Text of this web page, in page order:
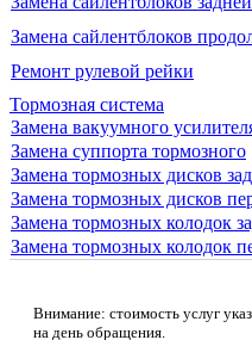
Замена сайлентблоков
Ремонт рулевой рейки
Тормозная система
Замена вакуумного
Замена суппорта тормозного
Замена тормозных дисков
Замена тормозных дисков
Замена тормозных колодок
Замена тормозных колодок
Внимание: стоимость услуг
на день обращения.